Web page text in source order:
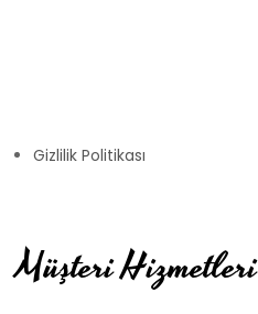
Gizlilik Politikası
Müşteri Hizmetleri